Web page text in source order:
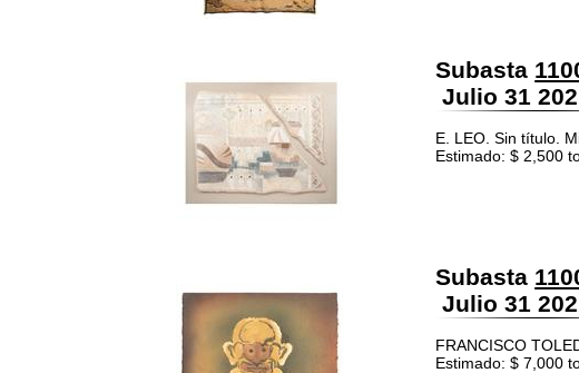
Subasta
Julio 31
E. LEO. Sin título.
Estimado: $ 2,500
Subasta
Julio 31
FRANCISCO
Estimado: $ 7,000